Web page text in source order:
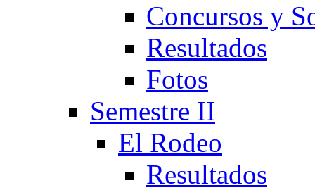
Concursos y
Resultados
Fotos
Semestre II
El Rodeo
Resultados